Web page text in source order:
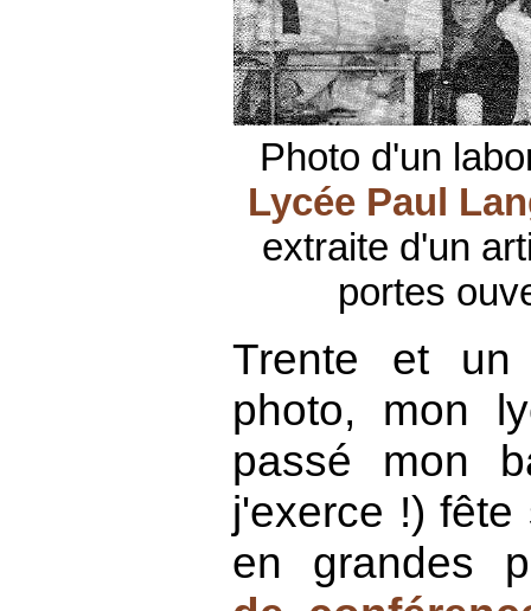
Photo d'un
Lycée Paul
extraite d'un
portes
Trente et
photo, mon
passé mon
j'exerce !) fête
en grandes